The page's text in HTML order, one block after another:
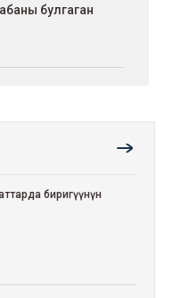
булгаган
биригүүнүн